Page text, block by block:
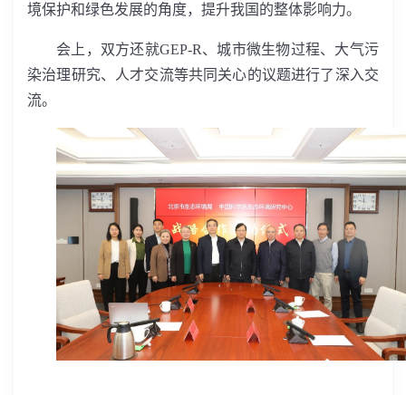
境保护和绿色发展的角度，提升我国的整体影响力。
会上，双方还就GEP-R、城市微生物过程、大气污
染治理研究、人才交流等共同关心的议题进行了深入交
流。